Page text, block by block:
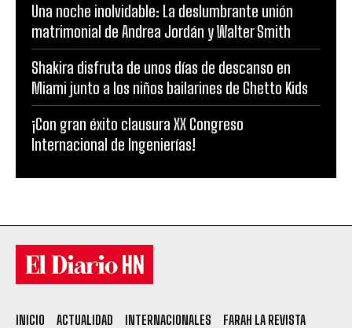
Una noche inolvidable: La deslumbrante unión
matrimonial de Andrea Jordán y Walter Smith
Shakira disfruta de unos días de descanso en
Miami junto a los niños bailarines de Ghetto Kids
¡Con gran éxito clausura XX Congreso
Internacional de Ingenierías!
INICIO ACTUALIDAD INTERNACIONALES
FARAH LA REVISTA